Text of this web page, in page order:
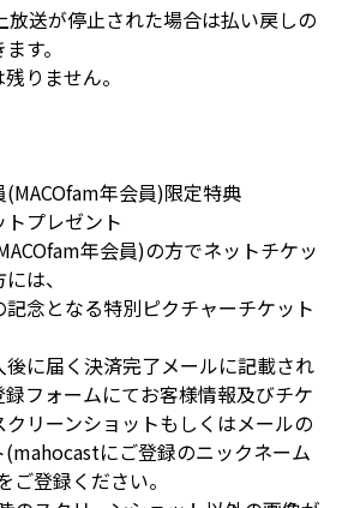
放送が停止された場合は払い戻しの
す。
りません。
年会員)限定特典
プレゼント
年会員)の方でネットチケッ
は、
念となる特別ピクチャーチケット
に届く決済完了メールに記載され
フォームにてお客様情報及びチケ
リーンショットもしくはメールの
(mahocastにご登録のニックネーム
登録ください。